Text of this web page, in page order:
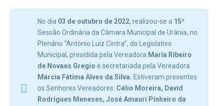
No dia 03 de outubro de 2022, realizou-se a 15ª
Sessão Ordinária da Câmara Municipal de Urânia, no
Plenário “Antônio Luiz Cintra”, do Legislativo
Municipal, presidida pela Vereadora Maria Ribeiro
de Novaes Gregio e secretariada pela Vereadora
Márcia Fátima Alves da Silva. Estiveram presentes
os Senhores Vereadores: Célio Moreira, David
Rodrigues Meneses, José Amauri Pinheiro da